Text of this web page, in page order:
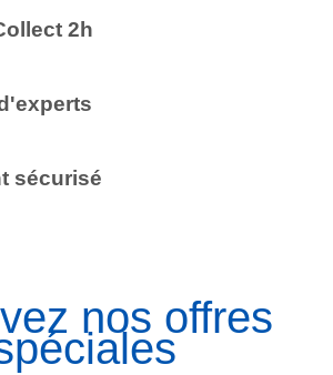
2h
sécurisé
nos offres